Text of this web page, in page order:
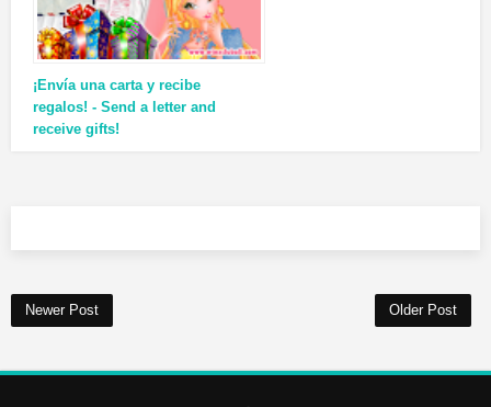
¡Envía una carta y recibe
regalos! - Send a letter and
receive gifts!
Newer Post Older Post